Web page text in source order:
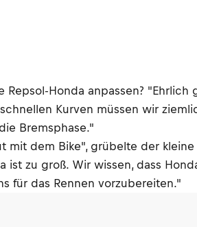
Honda anpassen?
Kurven müssen wir
Bremsphase."
dem Bike", grübelte der
zu groß. Wir wissen, dass
für das Rennen vorzubereiten."